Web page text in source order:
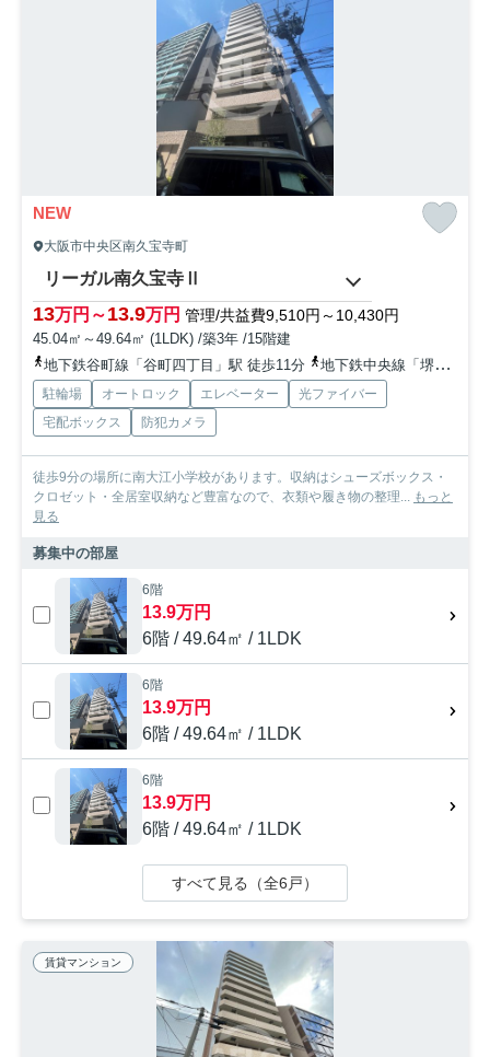
NEW
大阪市中央区南久宝寺町
リーガル南久宝寺Ⅱ
13万円～13.9万円 管理/共益費9,510円～10,430円
45.04㎡～49.64㎡ (1LDK) /築3年 /15階建
地下鉄谷町線「谷町四丁目」駅 徒歩11分
地下鉄中央線「堺筋本町」駅 徒歩5分
駐輪場 オートロック エレベーター
光ファイバー
宅配ボックス
防犯カメラ
徒歩9分の場所に南大江小学校があります。収納はシューズボックス・
クロゼット・全居室収納など豊富なので、衣類や履き物の整理... もっと
見る
募集中の部屋
6階
13.9万円
6階 / 49.64㎡ / 1LDK
6階
13.9万円
6階 / 49.64㎡ / 1LDK
6階
13.9万円
6階 / 49.64㎡ / 1LDK
すべて見る（全6戸）
賃貸マンション